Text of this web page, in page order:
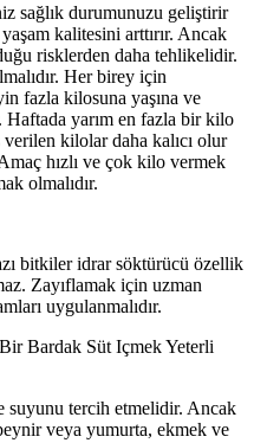
sağlık durumunuzu geliştirir
kalitesini arttırır. Ancak
risklerden daha tehlikelidir.
Her birey için
fazla kilosuna yaşına ve
Haftada yarım en fazla bir kilo
verilen kilolar daha kalıcı olur
hızlı ve çok kilo vermek
olmalıdır.
bitkiler idrar söktürücü özellik
Zayıflamak için uzman
uygulanmalıdır.
Bardak Süt Içmek Yeterli
suyunu tercih etmelidir. Ancak
veya yumurta, ekmek ve